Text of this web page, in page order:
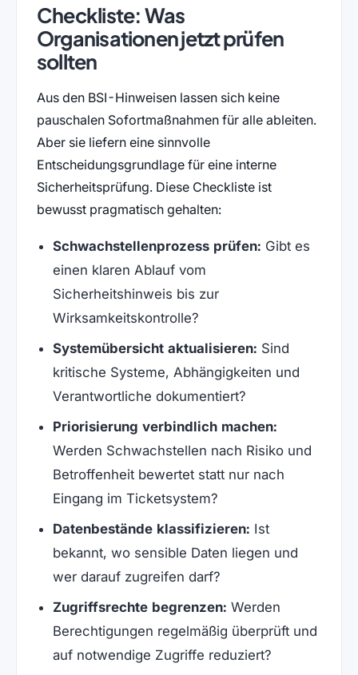
Checkliste: Was
Organisationen jetzt prüfen
sollten
Aus den BSI-Hinweisen lassen sich keine
pauschalen Sofortmaßnahmen für alle ableiten.
Aber sie liefern eine sinnvolle
Entscheidungsgrundlage für eine interne
Sicherheitsprüfung. Diese Checkliste ist
bewusst pragmatisch gehalten:
Schwachstellenprozess prüfen: Gibt es
einen klaren Ablauf vom
Sicherheitshinweis bis zur
Wirksamkeitskontrolle?
Systemübersicht aktualisieren: Sind
kritische Systeme, Abhängigkeiten und
Verantwortliche dokumentiert?
Priorisierung verbindlich machen:
Werden Schwachstellen nach Risiko und
Betroffenheit bewertet statt nur nach
Eingang im Ticketsystem?
Datenbestände klassifizieren: Ist
bekannt, wo sensible Daten liegen und
wer darauf zugreifen darf?
Zugriffsrechte begrenzen: Werden
Berechtigungen regelmäßig überprüft und
auf notwendige Zugriffe reduziert?